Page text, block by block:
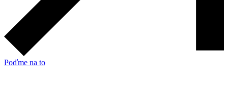
Poďme na to